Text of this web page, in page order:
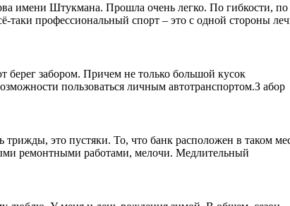
имени Штукмана. Прошла очень легко. По гибкости, по
профессиональный спорт – это с одной стороны
берег забором. Причем не только большой кусок
пользоваться личным автотранспортом.З абор
трижды, это пустяки. То, что банк расположен в таком
ремонтными работами, мелочи. Медлительный